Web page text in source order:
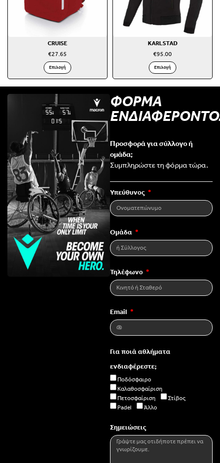
CRUISE
€27.65
Επιλογή
KARLSTAD
€95.00
Επιλογή
ΦΟΡΜΑ
Προσφορά για σύλλογο ή
ομάδα;
Συμπληρώστε τη φόρμα τώρα.
Υπεύθυνος
Ομάδα
Τηλέφωνο
Email
Για ποιά αθλήματα
ενδιαφέρεστε;
Ποδόσφαιρο
Καλαθοσφαίριση
Πετοσφαίριση
Στίβος
Padel
Άλλο
Σημειώσεις